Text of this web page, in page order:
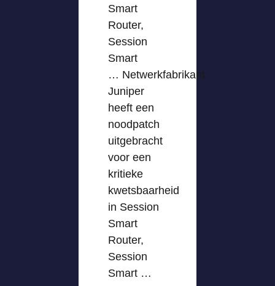
Smart
Router,
Session
Smart
… Netwerkfabrikant
Juniper
heeft een
noodpatch
uitgebracht
voor een
kritieke
kwetsbaarheid
in Session
Smart
Router,
Session
Smart …